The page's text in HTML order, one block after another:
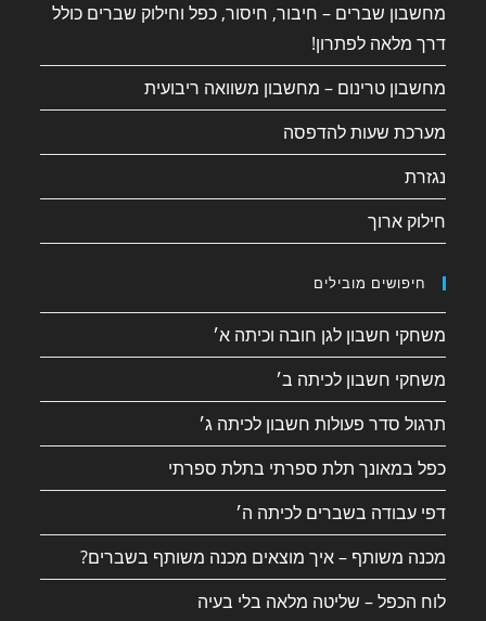
מחשבון שברים – חיבור, חיסור, כפל וחילוק שברים כולל
דרך מלאה לפתרון!
מחשבון טרינום – מחשבון משוואה ריבועית
מערכת שעות להדפסה
נגזרת
חילוק ארוך
חיפושים מובילים
משחקי חשבון לגן חובה וכיתה א׳
משחקי חשבון לכיתה ב׳
תרגול סדר פעולות חשבון לכיתה ג׳
כפל במאונך תלת ספרתי בתלת ספרתי
דפי עבודה בשברים לכיתה ה׳
מכנה משותף – איך מוצאים מכנה משותף בשברים?
לוח הכפל – שליטה מלאה בלי בעיה